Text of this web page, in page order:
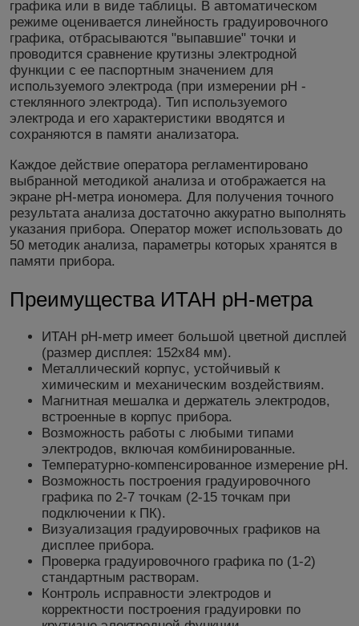
графика или в виде таблицы. В автоматическом
режиме оценивается линейность градуировочного
графика, отбрасываются "выпавшие" точки и
проводится сравнение крутизны электродной
функции с ее паспортным значением для
используемого электрода (при измерении рН -
стеклянного электрода). Тип используемого
электрода и его характеристики вводятся и
сохраняются в памяти анализатора.
Каждое действие оператора регламентировано
выбранной методикой анализа и отображается на
экране pH-метра иономера. Для получения точного
результата анализа достаточно аккуратно выполнять
указания прибора. Оператор может использовать до
50 методик анализа, параметры которых хранятся в
памяти прибора.
Преимущества ИТАН pH-метра
ИТАН pH-метр имеет большой цветной дисплей
(размер дисплея: 152х84 мм).
Металлический корпус, устойчивый к
химическим и механическим воздействиям.
Магнитная мешалка и держатель электродов,
встроенные в корпус прибора.
Возможность работы с любыми типами
электродов, включая комбинированные.
Температурно-компенсированное измерение рН.
Возможность построения градуировочного
графика по 2-7 точкам (2-15 точкам при
подключении к ПК).
Визуализация градуировочных графиков на
дисплее прибора.
Проверка градуировочного графика по (1-2)
стандартным растворам.
Контроль исправности электродов и
корректности построения градуировки по